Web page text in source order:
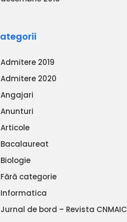
Admitere 2019
Admitere 2020
Angajari
Anunturi
Articole
Bacalaureat
Biologie
Fără categorie
Informatica
Jurnal de bord – Revista CNMAIC